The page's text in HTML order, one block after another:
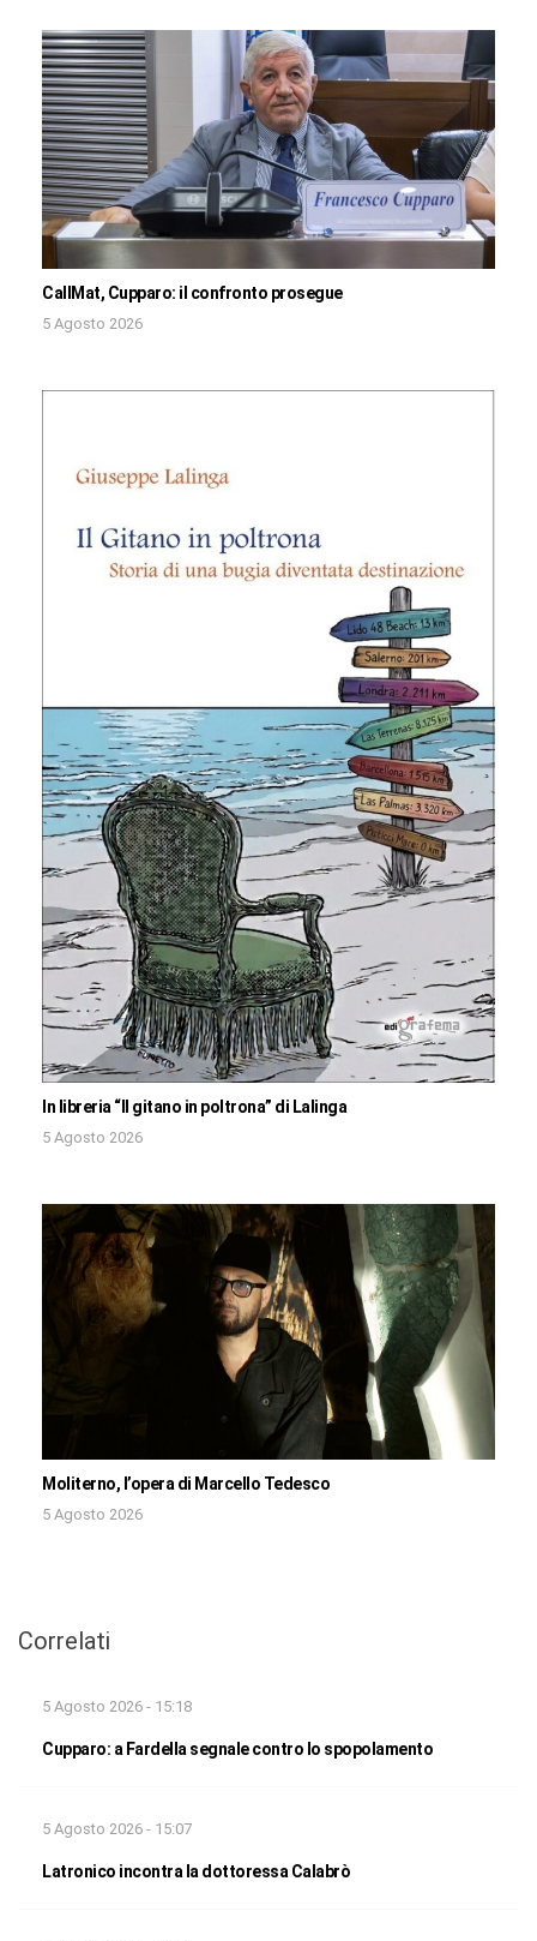
CallMat, Cupparo: il confronto prosegue
5 Agosto 2026
In libreria “Il gitano in poltrona” di Lalinga
5 Agosto 2026
Moliterno, l’opera di Marcello Tedesco
5 Agosto 2026
Correlati
5 Agosto 2026 - 15:18
Cupparo: a Fardella segnale contro lo spopolamento
5 Agosto 2026 - 15:07
Latronico incontra la dottoressa Calabrò